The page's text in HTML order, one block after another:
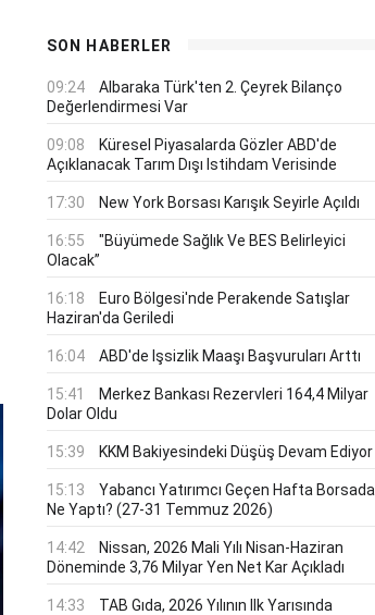
SON HABERLER
09:24
Albaraka Türk'ten 2. Çeyrek Bilanço
Değerlendirmesi Var
09:08
Küresel Piyasalarda Gözler ABD'de
Açıklanacak Tarım Dışı Istihdam Verisinde
17:30 New York Borsası Karışık Seyirle Açıldı
16:55
"Büyümede Sağlık Ve BES Belirleyici
Olacak”
16:18
Euro Bölgesi'nde Perakende Satışlar
Haziran'da Geriledi
16:04 ABD'de Işsizlik Maaşı Başvuruları Arttı
15:41
Merkez Bankası Rezervleri 164,4 Milyar
Dolar Oldu
15:39 KKM Bakiyesindeki Düşüş Devam Ediyor
15:13
Yabancı Yatırımcı Geçen Hafta Borsada
Ne Yaptı? (27-31 Temmuz 2026)
14:42
Nissan, 2026 Mali Yılı Nisan-Haziran
Döneminde 3,76 Milyar Yen Net Kar Açıkladı
14:33
TAB Gıda, 2026 Yılının Ilk Yarısında